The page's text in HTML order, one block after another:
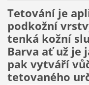
Tetování je
podkožní
tenká kožní
Barva ať už je
pak vytváří
tetovaného